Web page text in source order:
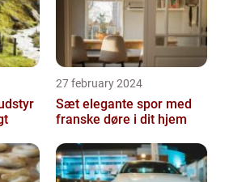
27 february 2024
Sæt elegante spor med
franske døre i dit hjem